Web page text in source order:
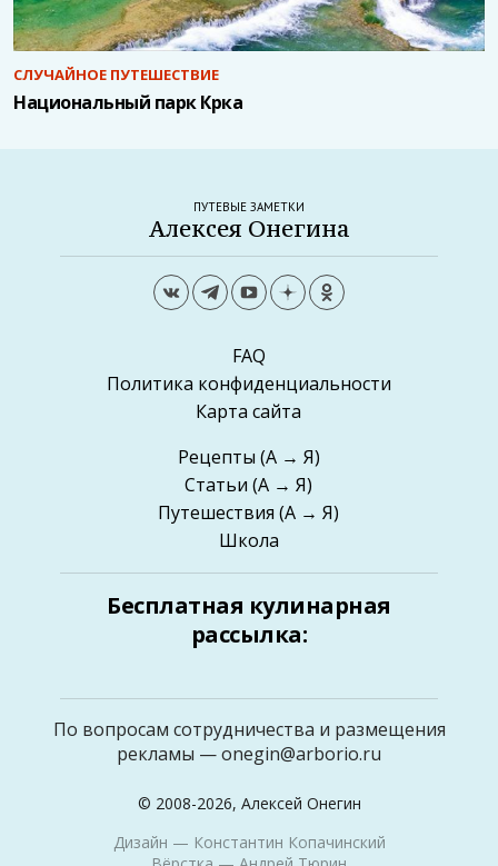
СЛУЧАЙНОЕ ПУТЕШЕСТВИЕ
Национальный парк Крка
ПУТЕВЫЕ ЗАМЕТКИ
Алексея Онегина
FAQ
Политика конфиденциальности
Карта сайта
Рецепты (А → Я)
Статьи (А → Я)
Путешествия (А → Я)
Школа
Бесплатная кулинарная
рассылка:
По вопросам сотрудничества и размещения
рекламы —onegin@arborio.ru
© 2008-2026, Алексей Онегин
Дизайн — Константин Копачинский